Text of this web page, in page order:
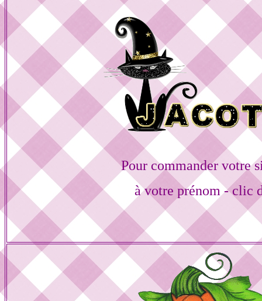
Pour commander votre
à votre prénom - clic